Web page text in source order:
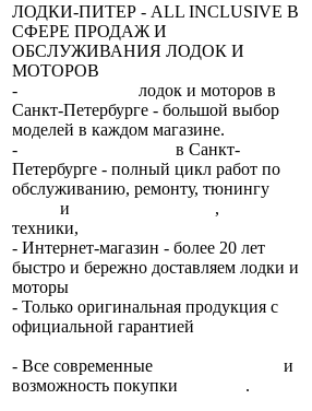
ЛОДКИ-ПИТЕР - ALL INCLUSIVE В
СФЕРЕ ПРОДАЖ И
ОБСЛУЖИВАНИЯ ЛОДОК И
МОТОРОВ
-
лодок и моторов в
Санкт-Петербурге - большой выбор
моделей в каждом магазине.
-
в Санкт-
Петербурге - полный цикл работ по
обслуживанию, ремонту, тюнингу
и ,
техники,
- Интернет-магазин - более 20 лет
быстро и бережно доставляем лодки и
моторы
- Только оригинальная продукция с
официальной гарантией
- Все современные
и
возможность покупки
.